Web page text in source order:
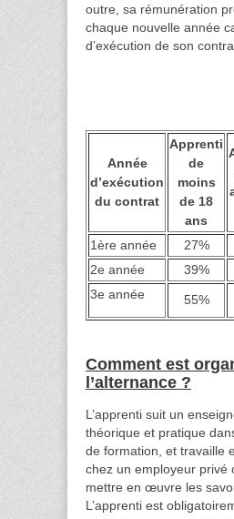
outre, sa rémunération
chaque nouvelle année
d’exécution de son
Année
d’exécution
du contrat
Apprenti
de
moins
de 18
ans
1ère année 27%
2e année
39%
3e année
55%
Comment est
l’alternance ?
L’apprenti suit un
théorique et pratique
de formation, et travaille
chez un employeur privé
mettre en œuvre les
L’apprenti est